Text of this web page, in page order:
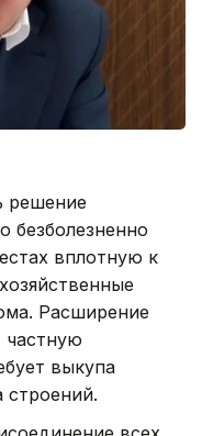
решение
безболезненно
вплотную к
Расширение
частную
выкупа
строений.